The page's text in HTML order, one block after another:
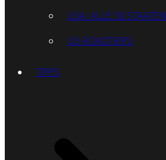
USA: ALLE 50 STAATEN
US-ROADTRIPS
TIPPS